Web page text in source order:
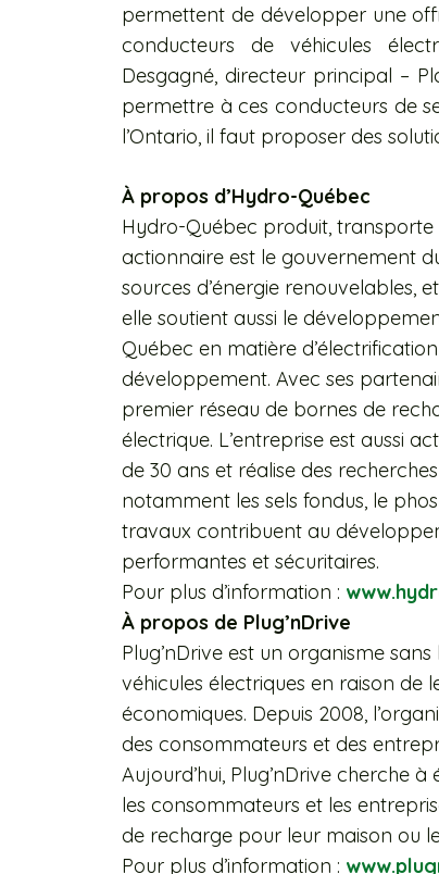
permettent de développer une
conducteurs de véhicules
Desgagné, directeur principal –
permettre à ces conducteurs de
l’Ontario, il faut proposer des
À propos d’Hydro-Québec
Hydro-Québec produit, transporte
actionnaire est le gouvernement
sources d’énergie renouvelables,
elle soutient aussi le
Québec en matière
développement. Avec ses
premier réseau de bornes de
électrique. L’entreprise est aussi
de 30 ans et réalise des
notamment les sels fondus, le
travaux contribuent au
performantes et sécuritaires.
Pour plus d’information :
À propos de Plug’nDrive
Plug’nDrive est un organisme
véhicules électriques en raison
économiques. Depuis 2008,
des consommateurs et des
Aujourd’hui, Plug’nDrive cherche
les consommateurs et les
de recharge pour leur maison ou
Pour plus d’information :